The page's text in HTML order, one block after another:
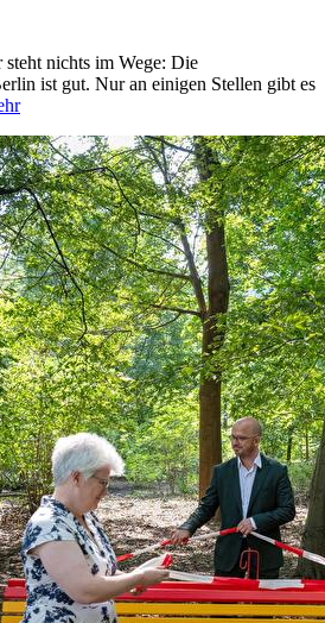
nichts im Wege: Die
ist gut. Nur an einigen Stellen gibt es